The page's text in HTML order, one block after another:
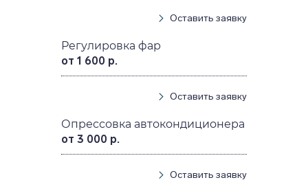
Оставить заявку
Регулировка фар
от 1 600 р.
Оставить заявку
Опрессовка автокондиционера
от 3 000 р.
Оставить заявку